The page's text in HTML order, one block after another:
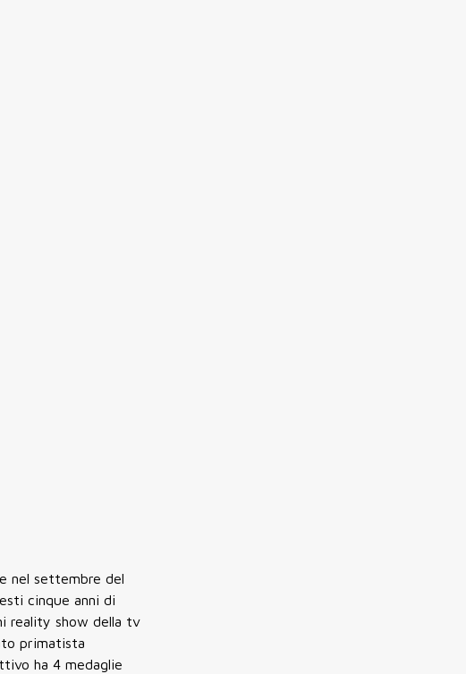
nel settembre del
cinque anni di
reality show della tv
primatista
ha 4 medaglie